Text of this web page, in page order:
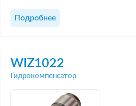
Подробнее
WIZ1022
Гидрокомпенсатор